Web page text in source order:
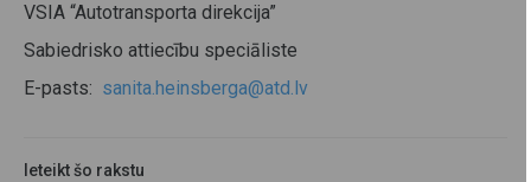
VSIA “Autotransporta direkcija”
Sabiedrisko attiecību speciāliste
E-pasts: sanita.heinsberga@atd.lv
Ieteikt šo rakstu